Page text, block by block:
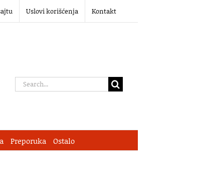
Uslovi korišćenja Kontakt
Search
Preporuka Ostalo